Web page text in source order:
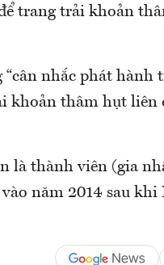
trang trải khoản
nhắc phát hành
khoản thâm hụt liên
là thành viên (gia
năm 2014 sau khi